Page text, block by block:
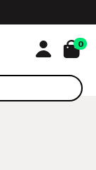
0